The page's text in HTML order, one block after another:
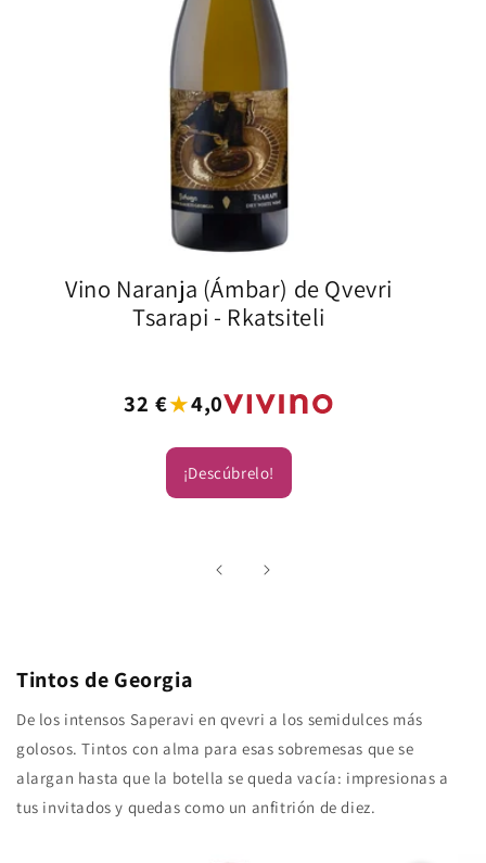
Vino Naranja (Ámbar) de Qvevri
Tsarapi - Rkatsiteli
Precio
32 €★4,0
¡Descúbrelo!
Tintos de Georgia
De los intensos Saperavi en qvevri a los semidulces más
golosos. Tintos con alma para esas sobremesas que se
alargan hasta que la botella se queda vacía: impresionas a
tus invitados y quedas como un anfitrión de diez.